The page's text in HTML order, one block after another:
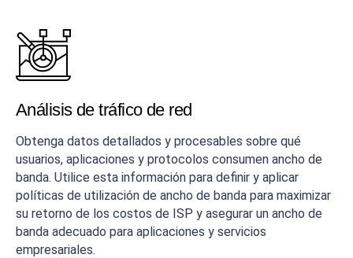
Análisis de tráfico de red
Obtenga datos detallados y procesables sobre qué
usuarios, aplicaciones y protocolos consumen ancho de
banda. Utilice esta información para definir y aplicar
políticas de utilización de ancho de banda para maximizar
su retorno de los costos de ISP y asegurar un ancho de
banda adecuado para aplicaciones y servicios
empresariales.